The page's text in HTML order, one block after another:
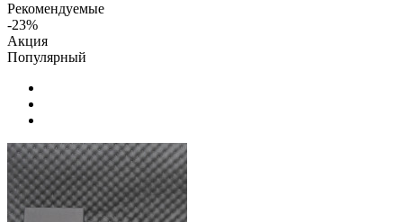
Рекомендуемые
-23%
Акция
Популярный